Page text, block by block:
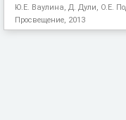
Ю.Е. Ваулина, Д. Дули, О.Е.
Просвещение, 2013